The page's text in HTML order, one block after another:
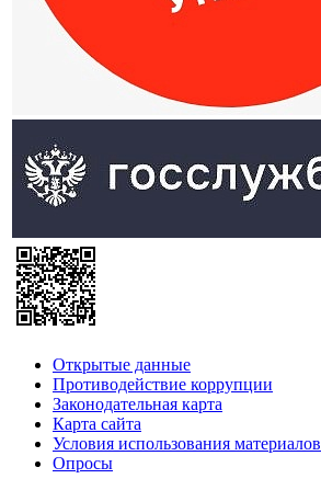
Открытые данные
Противодействие коррупции
Законодательная карта
Карта сайта
Условия использования материалов
Опросы